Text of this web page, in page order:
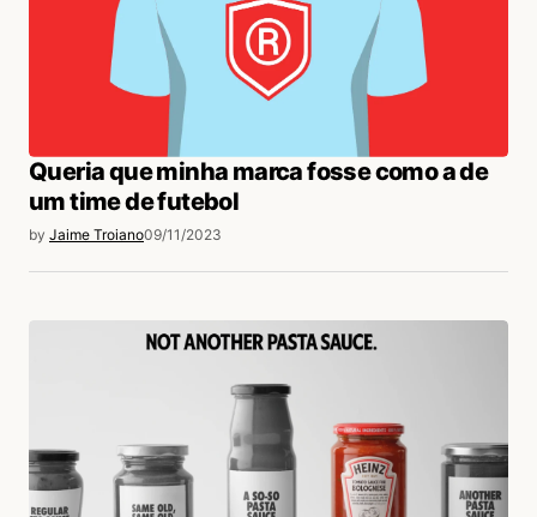
Queria que minha marca fosse como a de
um time de futebol
by Jaime Troiano09/11/2023